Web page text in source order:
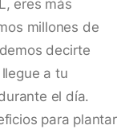
eres más
millones de
decirte
a tu
el día.
para plantar